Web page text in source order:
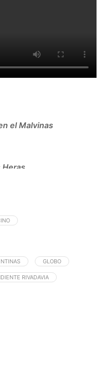
el Malvinas
Heras
(@CSIRoficial)
GLOBO
RIVADAVIA